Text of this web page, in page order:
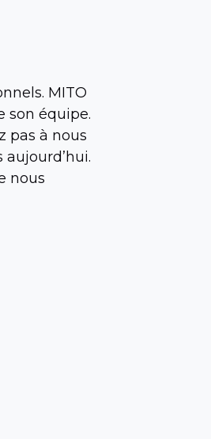
MITO
son équipe.
pas à nous
nous